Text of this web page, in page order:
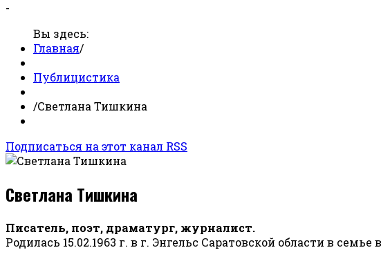
-
Вы здесь:
Главная/
Публицистика
/Светлана Тишкина
Подписаться на этот канал RSS
Светлана Тишкина
Писатель, поэт, драматург, журналист.
Родилась 15.02.1963 г. в г. Энгельс Саратовской области в